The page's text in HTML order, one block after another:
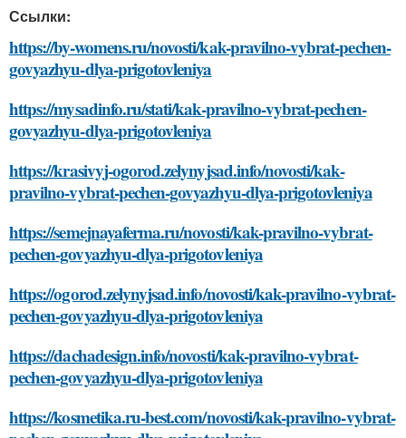
Ссылки:
https://by-womens.ru/novosti/kak-pravilno-vybrat-pechen-
govyazhyu-dlya-prigotovleniya
https://mysadinfo.ru/stati/kak-pravilno-vybrat-pechen-
govyazhyu-dlya-prigotovleniya
https://krasivyj-ogorod.zelynyjsad.info/novosti/kak-
pravilno-vybrat-pechen-govyazhyu-dlya-prigotovleniya
https://semejnayaferma.ru/novosti/kak-pravilno-vybrat-
pechen-govyazhyu-dlya-prigotovleniya
https://ogorod.zelynyjsad.info/novosti/kak-pravilno-vybrat-
pechen-govyazhyu-dlya-prigotovleniya
https://dachadesign.info/novosti/kak-pravilno-vybrat-
pechen-govyazhyu-dlya-prigotovleniya
https://kosmetika.ru-best.com/novosti/kak-pravilno-vybrat-